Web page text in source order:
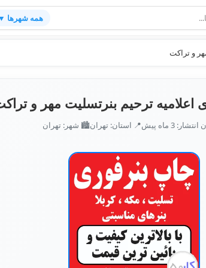
همه شهرها
و تراکت
اعلامیه ترحیم بنرتسلیت مهر و
3 ماه پیش 📍 استان: تهران🏙️ شهر: تهران